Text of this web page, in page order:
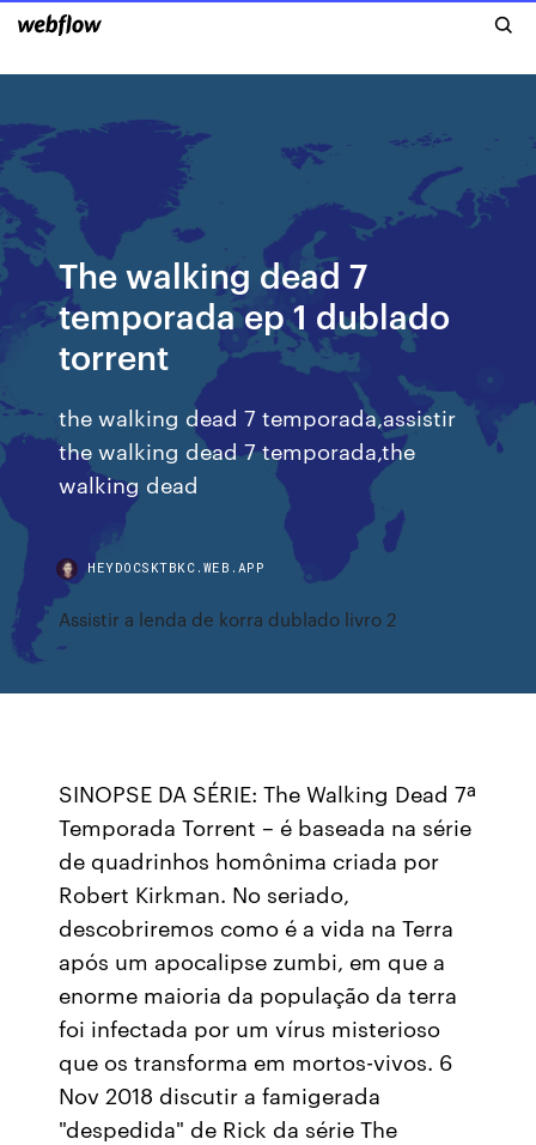
The walking dead 7
temporada ep 1 dublado
torrent
the walking dead 7 temporada,assistir
the walking dead 7 temporada,the
walking dead
HEYDOCSKTBKC.WEB.APP
Assistir a lenda de korra dublado livro 2
SINOPSE DA SÉRIE: The Walking Dead 7ª
Temporada Torrent – é baseada na série
de quadrinhos homônima criada por
Robert Kirkman. No seriado,
descobriremos como é a vida na Terra
após um apocalipse zumbi, em que a
enorme maioria da população da terra
foi infectada por um vírus misterioso
que os transforma em mortos-vivos. 6
Nov 2018 discutir a famigerada
"despedida" de Rick da série The